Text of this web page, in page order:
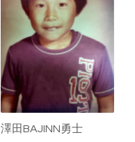
澤田BAJINN勇士